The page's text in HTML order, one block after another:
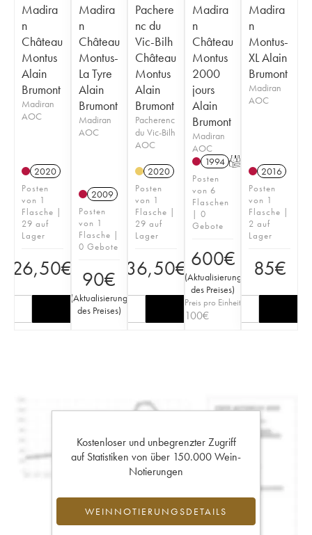
Madira
n
Château
Montus
Alain
Brumont
Madiran
AOC
2020
Posten
von 1
Flasche |
29 auf
Lager
26,50€
Madira
n
Château
Montus-
La Tyre
Alain
Brumont
Madiran
AOC
2009
Posten
von 1
Flasche |
0 Gebote
90€
(Aktualisierung
des Preises)
Pachere
nc du
Vic-Bilh
Château
Montus
Alain
Brumont
Pacherenc
du Vic-Bilh
AOC
2020
Posten
von 1
Flasche |
29 auf
Lager
36,50€
Madira
n
Château
Montus
2000
jours
Alain
Brumont
Madiran
AOC
1994 T
Posten
von 6
Flaschen
| 0
Gebote
600€
(Aktualisierung
des Preises)
Preis pro Einheit
100€
Madira
n
Montus-
XL Alain
Brumont
Madiran
AOC
2016
Posten
von 1
Flasche |
2 auf
Lager
85€
Kostenloser und unbegrenzter Zugriff
auf Statistiken von über 150.000 Wein-
Notierungen
WEINNOTIERUNGSDETAILS